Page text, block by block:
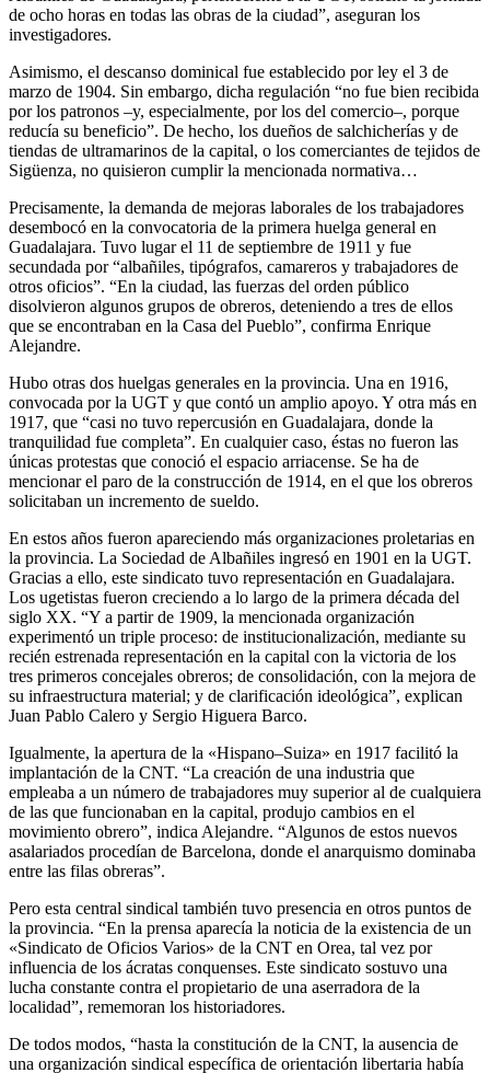
de ocho horas en todas las obras de la ciudad”, aseguran los
investigadores.
Asimismo, el descanso dominical fue establecido por ley el 3 de
marzo de 1904. Sin embargo, dicha regulación “no fue bien recibida
por los patronos –y, especialmente, por los del comercio–, porque
reducía su beneficio”. De hecho, los dueños de salchicherías y de
tiendas de ultramarinos de la capital, o los comerciantes de tejidos de
Sigüenza, no quisieron cumplir la mencionada normativa…
Precisamente, la demanda de mejoras laborales de los trabajadores
desembocó en la convocatoria de la primera huelga general en
Guadalajara. Tuvo lugar el 11 de septiembre de 1911 y fue
secundada por “albañiles, tipógrafos, camareros y trabajadores de
otros oficios”. “En la ciudad, las fuerzas del orden público
disolvieron algunos grupos de obreros, deteniendo a tres de ellos
que se encontraban en la Casa del Pueblo”, confirma Enrique
Alejandre.
Hubo otras dos huelgas generales en la provincia. Una en 1916,
convocada por la UGT y que contó un amplio apoyo. Y otra más en
1917, que “casi no tuvo repercusión en Guadalajara, donde la
tranquilidad fue completa”. En cualquier caso, éstas no fueron las
únicas protestas que conoció el espacio arriacense. Se ha de
mencionar el paro de la construcción de 1914, en el que los obreros
solicitaban un incremento de sueldo.
En estos años fueron apareciendo más organizaciones proletarias en
la provincia. La Sociedad de Albañiles ingresó en 1901 en la UGT.
Gracias a ello, este sindicato tuvo representación en Guadalajara.
Los ugetistas fueron creciendo a lo largo de la primera década del
siglo XX. “Y a partir de 1909, la mencionada organización
experimentó un triple proceso: de institucionalización, mediante su
recién estrenada representación en la capital con la victoria de los
tres primeros concejales obreros; de consolidación, con la mejora de
su infraestructura material; y de clarificación ideológica”, explican
Juan Pablo Calero y Sergio Higuera Barco.
Igualmente, la apertura de la «Hispano–Suiza» en 1917 facilitó la
implantación de la CNT. “La creación de una industria que
empleaba a un número de trabajadores muy superior al de cualquiera
de las que funcionaban en la capital, produjo cambios en el
movimiento obrero”, indica Alejandre. “Algunos de estos nuevos
asalariados procedían de Barcelona, donde el anarquismo dominaba
entre las filas obreras”.
Pero esta central sindical también tuvo presencia en otros puntos de
la provincia. “En la prensa aparecía la noticia de la existencia de un
«Sindicato de Oficios Varios» de la CNT en Orea, tal vez por
influencia de los ácratas conquenses. Este sindicato sostuvo una
lucha constante contra el propietario de una aserradora de la
localidad”, rememoran los historiadores.
De todos modos, “hasta la constitución de la CNT, la ausencia de
una organización sindical específica de orientación libertaria había